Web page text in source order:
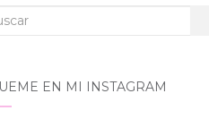
EN MI INSTAGRAM